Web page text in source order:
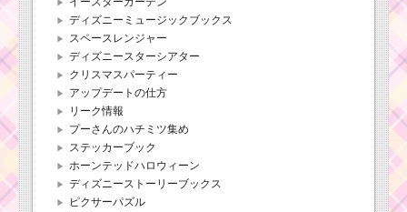
ディズニーミュージックブックス
スペースレンジャー
ディズニースターシアター
クリスマスパーティー
アップデートの仕方
リーク情報
プーさんのハチミツ集め
ステッカーブック
ホーンテッドハロウィーン
ディズニーストーリーブックス
ピクサーパズル